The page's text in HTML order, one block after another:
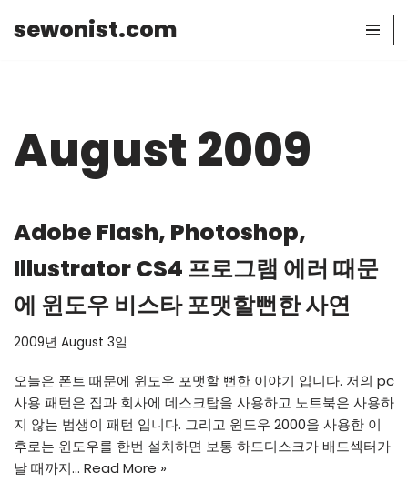
sewonist.com
August 2009
Adobe Flash, Photoshop,
Illustrator CS4 프로그램 에러 때문
에 윈도우 비스타 포맷할뻔한 사연
2009년 August 3일
오늘은 폰트 때문에 윈도우 포맷할 뻔한 이야기 입니다. 저의 pc
사용 패턴은 집과 회사에 데스크탑을 사용하고 노트북은 사용하
지 않는 범생이 패턴 입니다. 그리고 윈도우 2000을 사용한 이
후로는 윈도우를 한번 설치하면 보통 하드디스크가 배드섹터가
날 때까지… Read More »